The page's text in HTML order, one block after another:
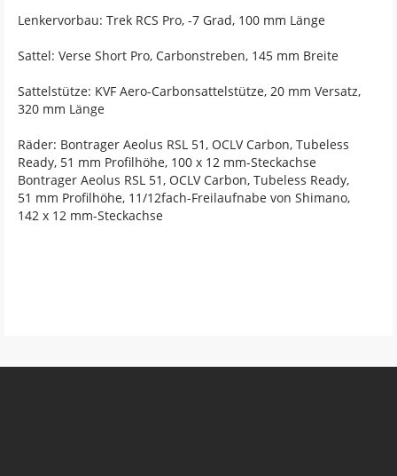
Lenkervorbau: Trek RCS Pro, -7 Grad, 100 mm Länge
Sattel: Verse Short Pro, Carbonstreben, 145 mm Breite
Sattelstütze: KVF Aero-Carbonsattelstütze, 20 mm Versatz,
320 mm Länge
Räder: Bontrager Aeolus RSL 51, OCLV Carbon, Tubeless
Ready, 51 mm Profilhöhe, 100 x 12 mm-Steckachse
Bontrager Aeolus RSL 51, OCLV Carbon, Tubeless Ready,
51 mm Profilhöhe, 11/12fach-Freilaufnabe von Shimano,
142 x 12 mm-Steckachse